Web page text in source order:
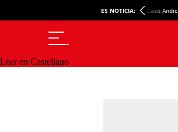
ES NOTICIA: Caso Andic
Leer en Castellano